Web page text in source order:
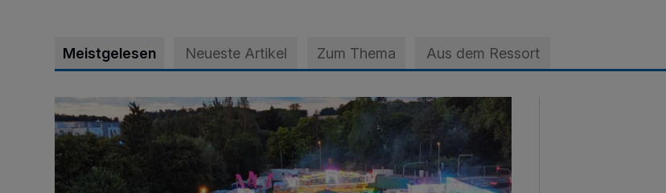
Meistgelesen Neueste Artikel Zum Thema Aus dem Ressort
Vier Tage mit vollem Programm